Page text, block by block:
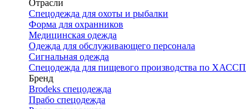
Отрасли
Спецодежда для охоты и рыбалки
Форма для охранников
Медицинская одежда
Одежда для обслуживающего персонала
Сигнальная одежда
Спецодежда для пищевого производства по ХАССП
Бренд
Brodeks спецодежда
Прабо спецодежда